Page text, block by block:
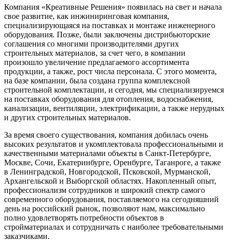
Компания «Креативные Решения» появилась на свет и начала
свое развитие, как инжиниринговая компания,
специализирующаяся на поставках и монтаже инженерного
оборудования. Позже, были заключены дистрибьюторские
соглашения со многими производителями других
строительных материалов, за счет чего, в компании
произошло увеличение предлагаемого ассортимента
продукции, а также, рост числа персонала. С этого момента,
на базе компании, была создана группа комплексной
строительной комплектации, и сегодня, мы специализируемся
на поставках оборудования для отопления, водоснабжения,
канализации, вентиляции, электрификации, а также нерудных
и других строительных материалов.
За время своего существования, компания добилась очень
высоких результатов и укомплектовала профессиональными и
качественными материалами объекты в Санкт-Петербурге,
Москве, Сочи, Екатеринбурге, Оренбурге, Таганроге, а также
в Ленинградской, Новгородской, Псковской, Мурманской,
Архангельской и Выборгской областях. Накопленный опыт,
профессионализм сотрудников и широкий спектр самого
современного оборудования, поставляемого на сегодняшний
день на российский рынок, позволяют нам, максимально
полно удовлетворять потребности объектов в
стройматериалах и сотрудничать с наиболее требовательными
заказчиками.